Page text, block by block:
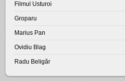
Filmul Usturoi
Groparu
Marius Pan
Ovidiu Blag
Radu Beligăr